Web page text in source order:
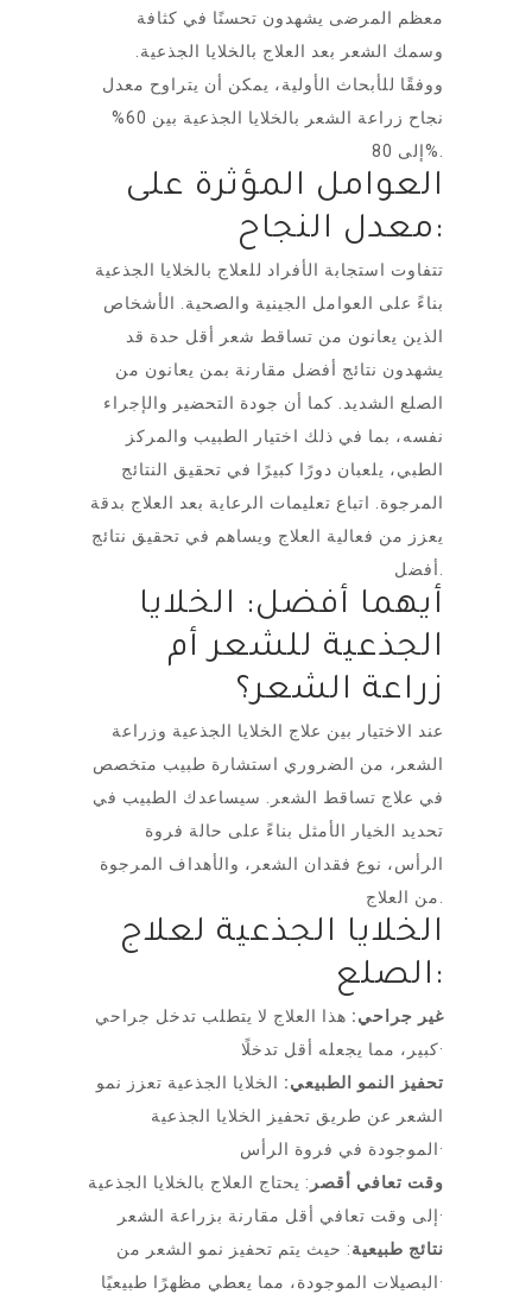
معظم المرضى يشهدون تحسنًا في كثافة
وسمك الشعر بعد العلاج بالخلايا الجذعية.
ووفقًا للأبحاث الأولية، يمكن أن يتراوح معدل
نجاح زراعة الشعر بالخلايا الجذعية بين 60%
إلى 80%.
العوامل المؤثرة على
معدل النجاح:
تتفاوت استجابة الأفراد للعلاج بالخلايا الجذعية
بناءً على العوامل الجينية والصحية. الأشخاص
الذين يعانون من تساقط شعر أقل حدة قد
يشهدون نتائج أفضل مقارنة بمن يعانون من
الصلع الشديد. كما أن جودة التحضير والإجراء
نفسه، بما في ذلك اختيار الطبيب والمركز
الطبي، يلعبان دورًا كبيرًا في تحقيق النتائج
المرجوة. اتباع تعليمات الرعاية بعد العلاج بدقة
يعزز من فعالية العلاج ويساهم في تحقيق نتائج
أيهما أفضل: الخلايا
الجذعية للشعر أم
زراعة الشعر؟
عند الاختيار بين علاج الخلايا الجذعية وزراعة
الشعر، من الضروري استشارة طبيب متخصص
في علاج تساقط الشعر. سيساعدك الطبيب في
تحديد الخيار الأمثل بناءً على حالة فروة
الرأس، نوع فقدان الشعر، والأهداف المرجوة
الخلايا الجذعية لعلاج
الصلع:
غير جراحي: هذا العلاج لا يتطلب تدخل جراحي
كبير، مما يجعله أقل تدخلًا·
تحفيز النمو الطبيعي: الخلايا الجذعية تعزز نمو
الشعر عن طريق تحفيز الخلايا الجذعية
الموجودة في فروة الرأس·
وقت تعافي أقصر : يحتاج العلاج بالخلايا الجذعية
إلى وقت تعافي أقل مقارنة بزراعة الشعر·
نتائج طبيعية: حيث يتم تحفيز نمو الشعر من
البصيلات الموجودة، مما يعطي مظهرًا طبيعيًا·